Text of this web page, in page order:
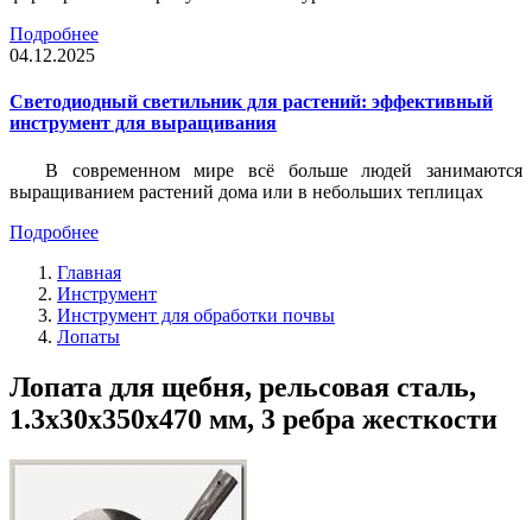
Подробнее
04.12.2025
Светодиодный светильник для растений: эффективный
инструмент для выращивания
В современном мире всё больше людей занимаются
выращиванием растений дома или в небольших теплицах
Подробнее
Главная
Инструмент
Инструмент для обработки почвы
Лопаты
Лопата для щебня, рельсовая сталь,
1.3х30х350х470 мм, 3 ребра жесткости